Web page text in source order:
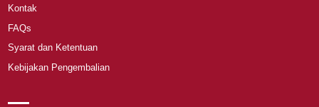
Kontak
FAQs
Syarat dan Ketentuan
Kebijakan Pengembalian